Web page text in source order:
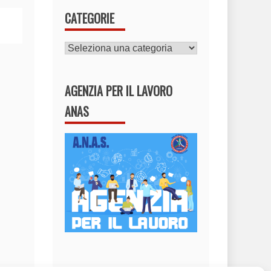
CATEGORIE
CATEGORIE
AGENZIA PER IL LAVORO
ANAS